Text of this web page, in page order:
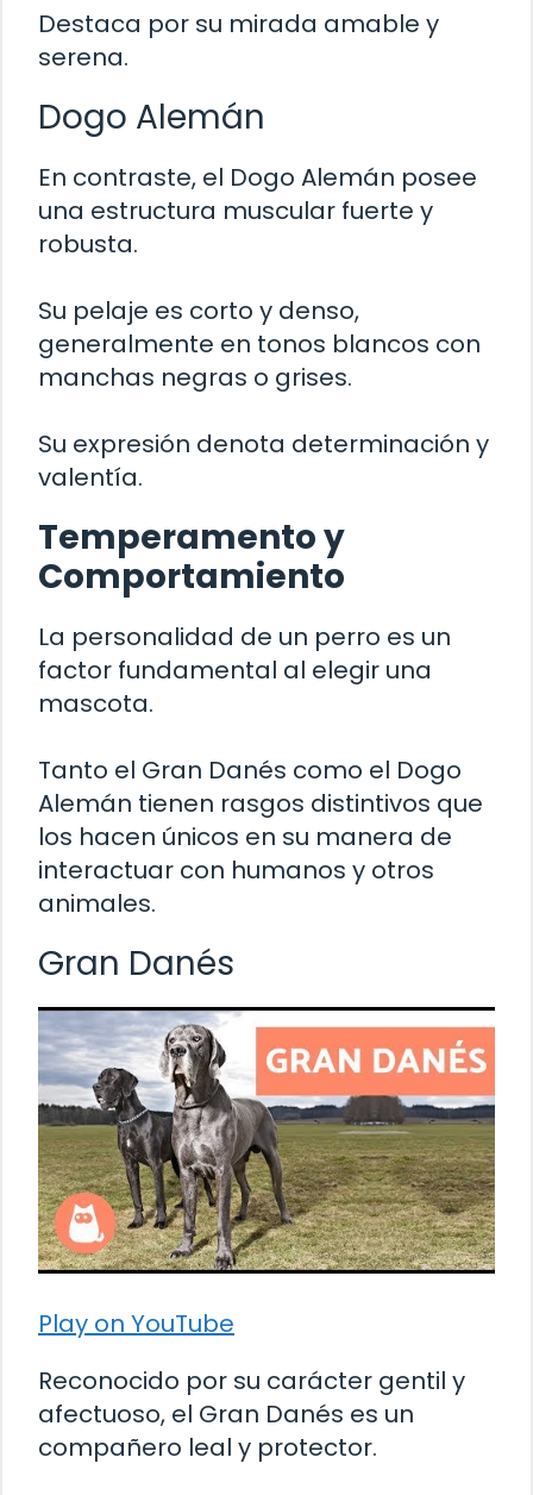
Destaca por su mirada amable y
serena.
Dogo Alemán
En contraste, el Dogo Alemán posee
una estructura muscular fuerte y
robusta.
Su pelaje es corto y denso,
generalmente en tonos blancos con
manchas negras o grises.
Su expresión denota determinación y
valentía.
Temperamento y
Comportamiento
La personalidad de un perro es un
factor fundamental al elegir una
mascota.
Tanto el Gran Danés como el Dogo
Alemán tienen rasgos distintivos que
los hacen únicos en su manera de
interactuar con humanos y otros
animales.
Gran Danés
Play on YouTube
Reconocido por su carácter gentil y
afectuoso, el Gran Danés es un
compañero leal y protector.